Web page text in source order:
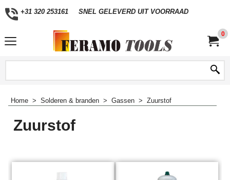
+31 320 253161 SNEL GELEVERD UIT VOORRAAD
0
Home > Solderen & branden > Gassen > Zuurstof
Zuurstof